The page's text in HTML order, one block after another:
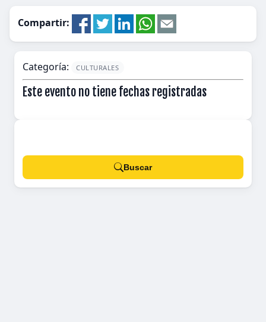
Compartir:
Categoría: CULTURALES
Este evento no tiene fechas registradas
Buscar